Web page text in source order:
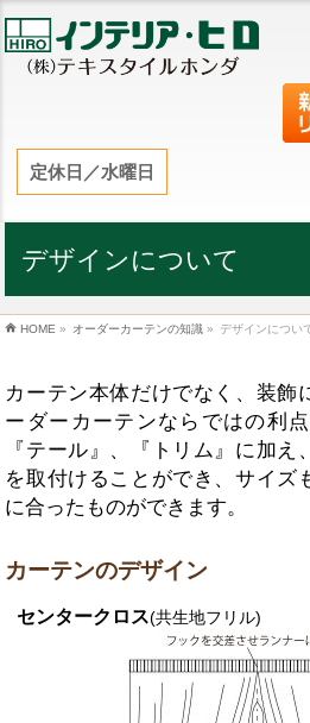
定休日／水曜日
デザインについて
HOME » オーダーカーテンの知識 » デザインについ
カーテン本体だけでなく、装飾
ーダーカーテンならではの利
『テール』、『トリム』に加
を取付けることができ、サイズ
に合ったものができます。
カーテンのデザイン
センタークロス(共生地フリル)